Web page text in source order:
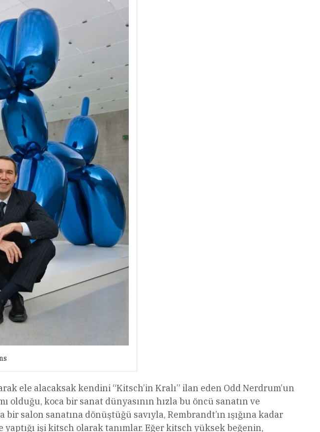
ele alacaksak kendini “Kitsch’in Kralı” ilan eden Odd Nerdrum’un
olduğu, koca bir sanat dünyasının hızla bu öncü sanatın ve
salon sanatına dönüştüğü savıyla, Rembrandt’ın ışığına kadar
işi kitsch olarak tanımlar. Eğer kitsch yüksek beğenin,